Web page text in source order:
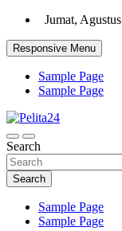
Skip
content
Jumat,
Responsive Menu
Sample Page
Sample Page
Pelita24
Aktual, Mendalam dan
Search
Search
Sample Page
Sample Page